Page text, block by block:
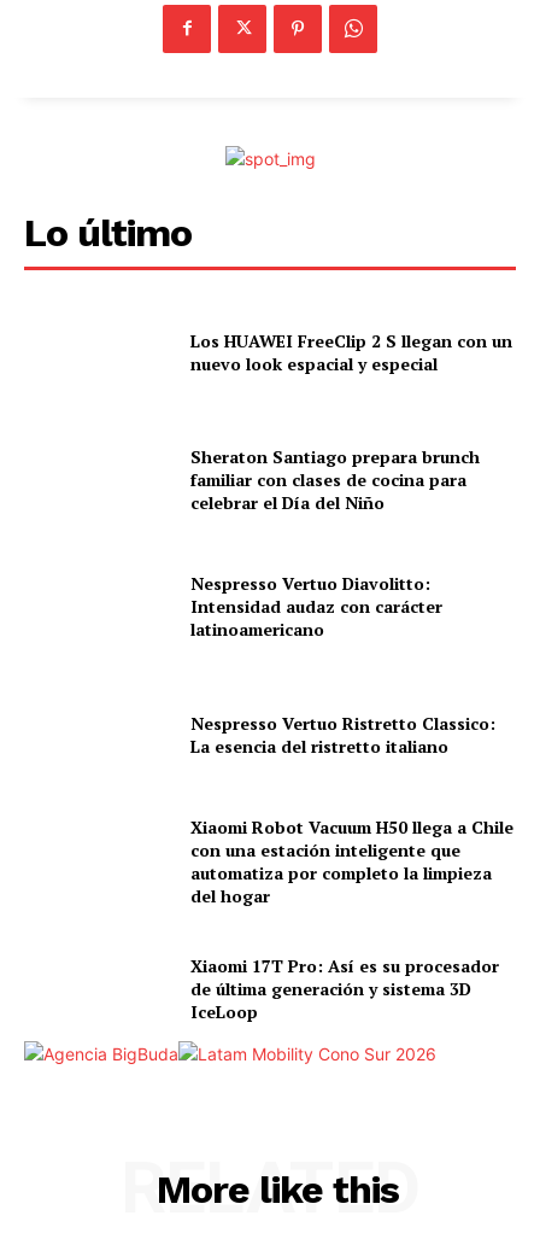
Lo último
Los HUAWEI FreeClip 2 S llegan con un
nuevo look espacial y especial
Sheraton Santiago prepara brunch
familiar con clases de cocina para
celebrar el Día del Niño
Nespresso Vertuo Diavolitto:
Intensidad audaz con carácter
latinoamericano
Nespresso Vertuo Ristretto Classico:
La esencia del ristretto italiano
Xiaomi Robot Vacuum H50 llega a Chile
con una estación inteligente que
automatiza por completo la limpieza
del hogar
Xiaomi 17T Pro: Así es su procesador
de última generación y sistema 3D
IceLoop
More like this
RELATED